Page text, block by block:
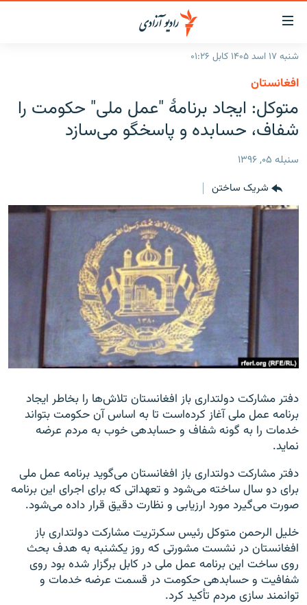
لینک‌های
قابل
دسترسی
به
متن
اصلی
بازگشت
منوی
مراجعه
به
گزارش‌ها
افغانستان
جهان
خبرها
برنامه‌ها
مجموعه تصویری
بحران مهاجرت
'کووید-۱۹'
صفحه پشتو
به ما بپیوندید
همۀ سایت‌های رادیو آزادی/ رادیو اروپای آزاد
شنبه ۱۷ اسد ۱۴۰۵ کابل ۰۱:۲۶
افغانستان
متوکل: ایجاد برنامۀ "عمل ملی" حکومت را
شفاف، حسابده و پاسخگو می‌سازد
سنبله ۰۵, ۱۳۹۶
شریک ساختن
دفتر مشارکت دولتداری باز افغانستان تلاش‌ها را بخاطر ایجاد
برنامه عمل ملی آغاز کرده‌است تا به اساس آن حکومت بتواند
خدمات را به گونه شفاف و حسابدهی خوب به مردم عرضه
نماید.
دفتر مشارکت دولتداری باز افغانستان می‌گوید برنامه عمل ملی
برای دو سال ساخته می‌شود و تعهداتی که برای اجرای این برنامه
صورت می‌گیرد مورد ارزیابی و نظارت دقیق قرار داده می‌شود.
خلیل الرحمن متوکل رئیس سکرتریت مشارکت دولتداری باز
افغانستان در نشست مشورتی که روز یکشنبه به هدف بحث
روی ساخت این برنامه عمل ملی در کابل برگزار شده بود روی
شفافیت و حسابدهی حکومت در قسمت عرضه خدمات و
توانمند سازی مردم تأکید کرد.